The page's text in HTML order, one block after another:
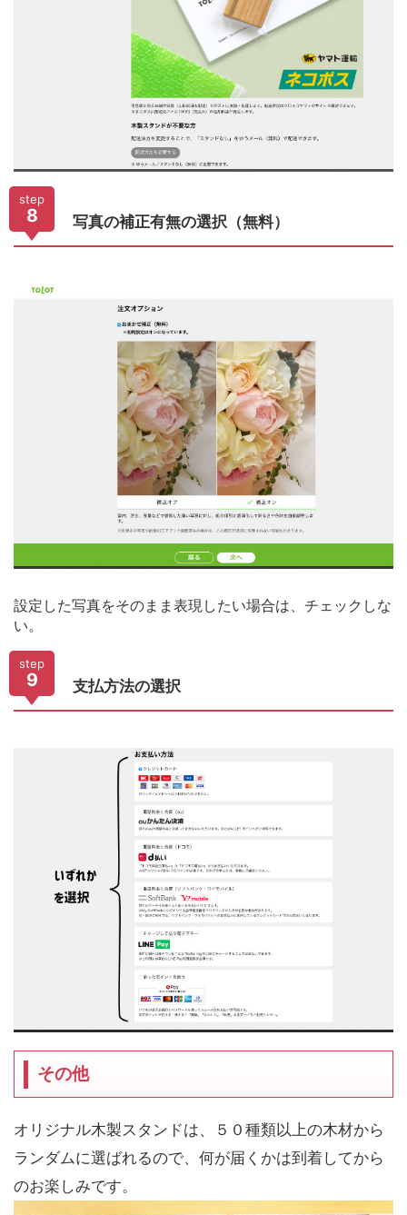
step
8 写真の補正有無の選択（無料）
設定した写真をそのまま表現したい場合は、チェックしな
い。
step
9 支払方法の選択
その他
オリジナル木製スタンドは、５０種類以上の木材から
ランダムに選ばれるので、何が届くかは到着してから
のお楽しみです。